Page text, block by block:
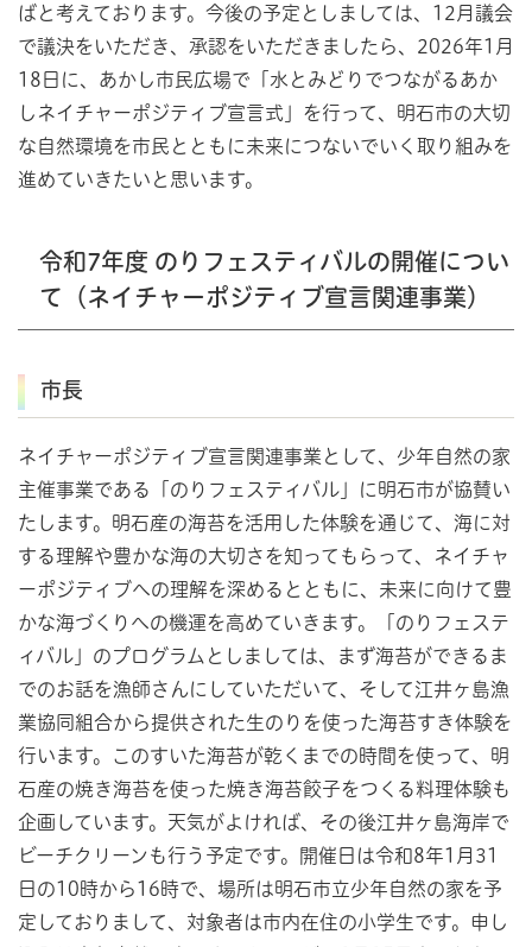
ばと考えております。今後の予定としましては、12月議会
で議決をいただき、承認をいただきましたら、2026年1月
18日に、あかし市民広場で「水とみどりでつながるあか
しネイチャーポジティブ宣言式」を行って、明石市の大切
な自然環境を市民とともに未来につないでいく取り組みを
進めていきたいと思います。
令和7年度 のりフェスティバルの開催につい
て（ネイチャーポジティブ宣言関連事業）
市長
ネイチャーポジティブ宣言関連事業として、少年自然の家
主催事業である「のりフェスティバル」に明石市が協賛い
たします。明石産の海苔を活用した体験を通じて、海に対
する理解や豊かな海の大切さを知ってもらって、ネイチャ
ーポジティブへの理解を深めるとともに、未来に向けて豊
かな海づくりへの機運を高めていきます。「のりフェステ
ィバル」のプログラムとしましては、まず海苔ができるま
でのお話を漁師さんにしていただいて、そして江井ヶ島漁
業協同組合から提供された生のりを使った海苔すき体験を
行います。このすいた海苔が乾くまでの時間を使って、明
石産の焼き海苔を使った焼き海苔餃子をつくる料理体験も
企画しています。天気がよければ、その後江井ヶ島海岸で
ビーチクリーンも行う予定です。開催日は令和8年1月31
日の10時から16時で、場所は明石市立少年自然の家を予
定しておりまして、対象者は市内在住の小学生です。申し